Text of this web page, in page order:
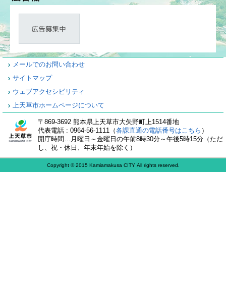
メールでのお問い合わせ
サイトマップ
ウェブアクセシビリティ
上天草市ホームページについて
〒869-3692 熊本県上天草市大矢野町上1514番地
代表電話 : 0964-56-1111（各課直通の電話番号はこちら ）
開庁時間…月曜日～金曜日の午前8時30分～午後5時15分（ただ
し、祝・休日、年末年始を除く）
Copyright © 2015 Kamiamakusa CITY All rights reserved.